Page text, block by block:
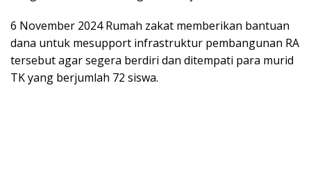
6 November 2024 Rumah zakat memberikan bantuan
dana untuk mesupport infrastruktur pembangunan RA
tersebut agar segera berdiri dan ditempati para murid
TK yang berjumlah 72 siswa.